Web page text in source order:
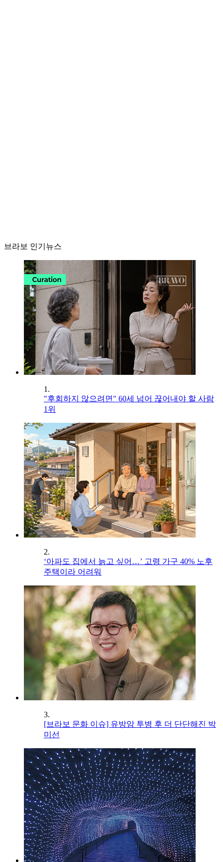
브라보 인기뉴스
1.
"후회하지 않으려면" 60세 넘어 끊어내야 할 사람
1위
2.
‘아파도 집에서 늙고 싶어…’ 고령 가구 40% 노후
주택이라 어려워
3.
[브라보 문화 이슈] 유방암 투병 후 더 단단해진 박
미선